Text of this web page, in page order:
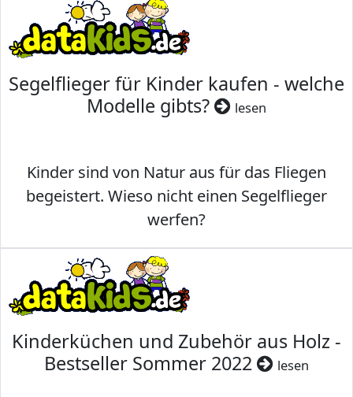
Segelflieger für Kinder kaufen - welche
Modelle gibts?
lesen
Kinder sind von Natur aus für das Fliegen
begeistert. Wieso nicht einen Segelflieger
werfen?
Kinderküchen und Zubehör aus Holz -
Bestseller Sommer 2022
lesen